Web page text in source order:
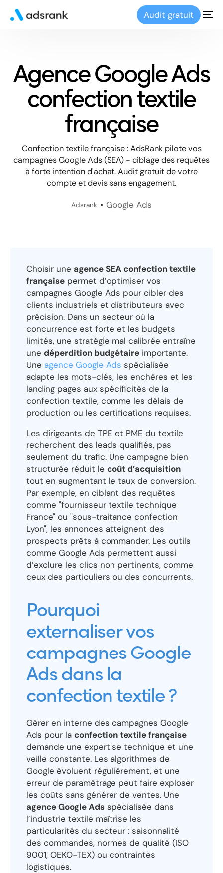
Audit gratuit
Agence Google Ads
confection textile
française
Confection textile française : AdsRank pilote vos
campagnes Google Ads (SEA) - ciblage des requêtes
à forte intention d'achat. Audit gratuit de votre
compte et devis sans engagement.
Adsrank Google Ads
Choisir une agence SEA confection textile
française permet d’optimiser vos
campagnes Google Ads pour cibler des
clients industriels et distributeurs avec
précision. Dans un secteur où la
concurrence est forte et les budgets
limités, une stratégie mal calibrée entraîne
une déperdition budgétaire importante.
Une agence Google Ads spécialisée
adapte les mots-clés, les enchères et les
landing pages aux spécificités de la
confection textile, comme les délais de
production ou les certifications requises.
Les dirigeants de TPE et PME du textile
recherchent des leads qualifiés, pas
seulement du trafic. Une campagne bien
structurée réduit le coût d’acquisition
tout en augmentant le taux de conversion.
Par exemple, en ciblant des requêtes
comme "fournisseur textile technique
France" ou "sous-traitance confection
Lyon", les annonces atteignent des
prospects prêts à commander. Les outils
comme Google Ads permettent aussi
d’exclure les clics non pertinents, comme
ceux des particuliers ou des concurrents.
Pourquoi
externaliser vos
campagnes Google
Ads dans la
confection textile ?
Gérer en interne des campagnes Google
Ads pour la confection textile française
demande une expertise technique et une
veille constante. Les algorithmes de
Google évoluent régulièrement, et une
erreur de paramétrage peut faire exploser
les coûts sans générer de ventes. Une
agence Google Ads spécialisée dans
l’industrie textile maîtrise les
particularités du secteur : saisonnalité
des commandes, normes de qualité (ISO
9001, OEKO-TEX) ou contraintes
logistiques.